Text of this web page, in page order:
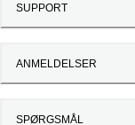
SUPPORT
ANMELDELSER
SPØRGSMÅL